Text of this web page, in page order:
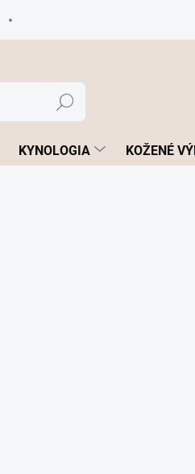
Hľadať
KYNOLOGIA KOŽENÉ